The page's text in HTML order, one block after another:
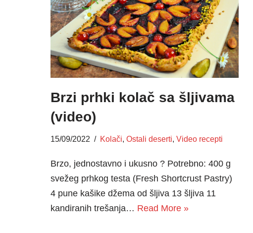
Brzi prhki kolač sa šljivama
(video)
15/09/2022 Kolači, Ostali deserti, Video recepti
Brzo, jednostavno i ukusno ? Potrebno: 400 g
svežeg prhkog testa (Fresh Shortcrust Pastry)
4 pune kašike džema od šljiva 13 šljiva 11
kandiranih trešanja… Read More »